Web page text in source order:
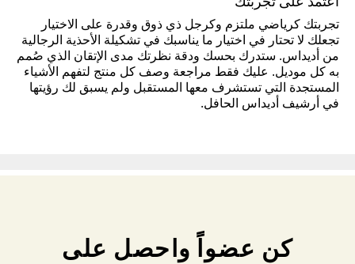
اعتمد على تجربتك
تجربتك كرياضي ملتزم وكرجل ذي ذوق وقدرة على الاختيار
تجعلك لا تحتار في اختيار ما يناسبك في تشكيلة الأحذية الرجالية
من أديداس. ستدرك بحسك ودقة نظرتك مدى الإتقان الذي صُمم
به كل موديل. عليك فقط مراجعة وصف كل منتج لتفهم الأشياء
المستجدة التي تستشرف معها المستقبل ولم يسبق لك رؤيتها
في أرشيف أديداس الحافل.
كن عضواً واحصل على